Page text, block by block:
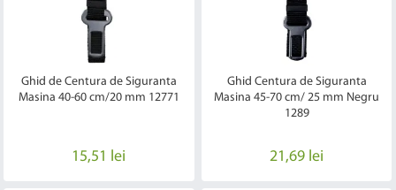
Ghid de Centura de Siguranta
Masina 40-60 cm/20 mm 12771
15,51 lei
Ghid Centura de Siguranta
Masina 45-70 cm/ 25 mm Negru
1289
21,69 lei